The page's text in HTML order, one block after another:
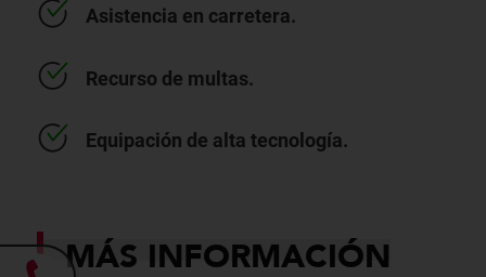
Asistencia en carretera.
Recurso de multas.
Equipación de alta tecnología.
MÁS INFORMACIÓN